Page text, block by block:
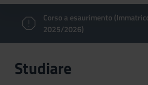
Corso a esaurimento
2025/2026)
Studiare